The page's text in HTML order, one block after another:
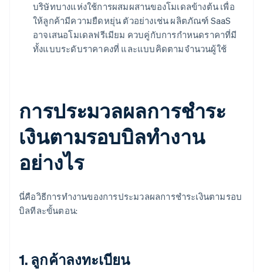
บริษัทบางแห่งใช้การผสมผสานของโมเดลข้างต้น เพื่อ
ให้ลูกค้ามีความยืดหยุ่น ตัวอย่างเช่น ผลิตภัณฑ์ SaaS
อาจเสนอโมเดลฟรีเมียม ควบคู่กับการกำหนดราคาที่มี
ทั้งแบบระดับราคาคงที่ และแบบคิดตามจำนวนผู้ใช้
การประมวลผลการชำระ
เงินตามรอบบิลทำงาน
อย่างไร
นี่คือวิธีการทำงานของการประมวลผลการชำระเงินตามรอบ
บิลทีละขั้นตอน:
1. ลูกค้าลงทะเบียน